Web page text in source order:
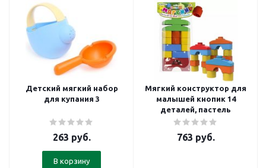
Детский мягкий набор
для купания 3
263 руб.
В корзину
Мягкий конструктор для
малышей кнопик 14
деталей, пастель
763 руб.